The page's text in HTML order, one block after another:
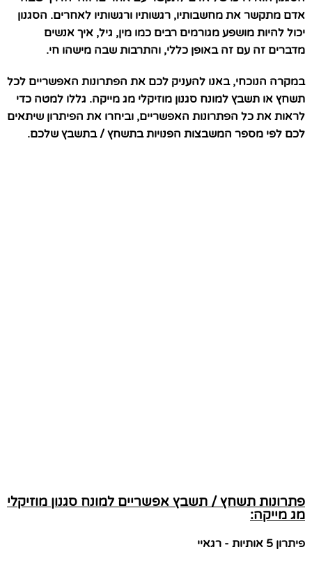
אדם מתקשר את מחשבותיו, רגשותיו ורגשותיו לאחרים. הסגנון
יכול להיות מושפע מגורמים רבים כמו מין, גיל, איך אנשים
מדברים זה עם זה באופן כללי, והתרבות שבה מישהו חי.
במקרה הנוכחי, באנו להעניק לכם את הפתרונות האפשריים לכל
תשחץ או תשבץ למונח סגנון מוזיקלי מג מייקה. גללו למטה כדי
לראות את כל הפתרונות האפשריים, וביחרו את הפיתרון שיתאים
לכם לפי מספר המשבצות הפנויות בתשחץ / בתשבץ שלכם.
פתרונות תשחץ / תשבץ אפשריים למונח סגנון מוזיקלי
מג מייקה:
פיתרון 5 אותיות - רגאיי